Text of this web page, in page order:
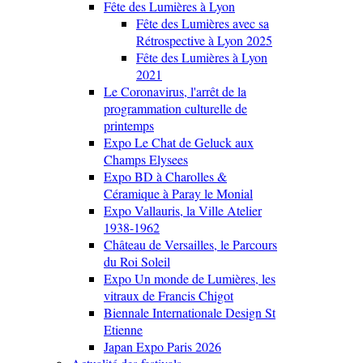
Fête des Lumières à Lyon
Fête des Lumières avec sa
Rétrospective à Lyon 2025
Fête des Lumières à Lyon
2021
Le Coronavirus, l'arrêt de la
programmation culturelle de
printemps
Expo Le Chat de Geluck aux
Champs Elysees
Expo BD à Charolles &
Céramique à Paray le Monial
Expo Vallauris, la Ville Atelier
1938-1962
Château de Versailles, le Parcours
du Roi Soleil
Expo Un monde de Lumières, les
vitraux de Francis Chigot
Biennale Internationale Design St
Etienne
Japan Expo Paris 2026